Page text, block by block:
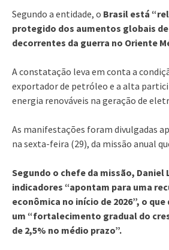
Segundo a entidade, o Brasil está
protegido dos aumentos globais
decorrentes da guerra no Oriente
A constatação leva em conta a
exportador de petróleo e a alta
energia renováveis na geração de
As manifestações foram divulgadas
na sexta-feira (29), da missão anual
Segundo o chefe da missão, Daniel
indicadores “apontam para uma
econômica no início de 2026”, o que
um “fortalecimento gradual do
de 2,5% no médio prazo”.